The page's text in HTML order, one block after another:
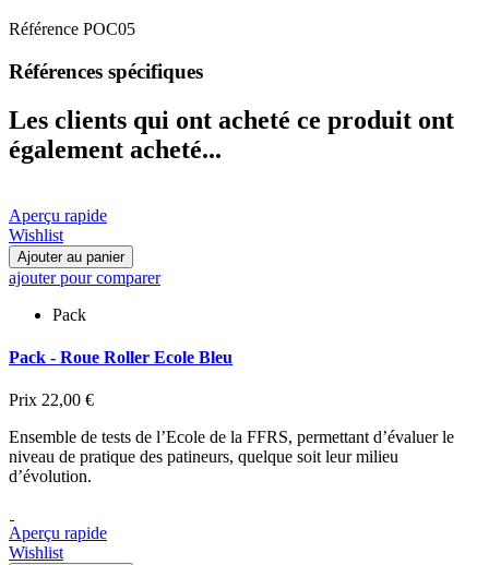
Référence POC05
Références spécifiques
Les clients qui ont acheté ce produit ont
également acheté...
Aperçu rapide
Wishlist
Ajouter au panier
ajouter pour comparer
Pack
Pack - Roue Roller Ecole Bleu
Prix 22,00 €
Ensemble de tests de l’Ecole de la FFRS, permettant d’évaluer le
niveau de pratique des patineurs, quelque soit leur milieu
d’évolution.
Aperçu rapide
Wishlist